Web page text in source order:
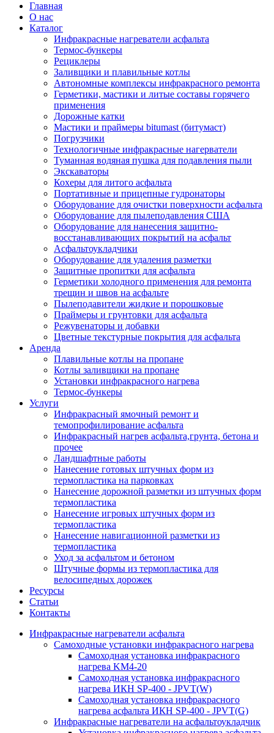
Главная
О нас
Каталог
Инфракрасные нагреватели асфальта
Термос-бункеры
Рециклеры
Заливщики и плавильные котлы
Автономные комплексы инфракрасного ремонта
Герметики, мастики и литые составы горячего
применения
Дорожные катки
Мастики и праймеры bitumast (битумаст)
Погрузчики
Технологичные инфракрасные нагерватели
Туманная водяная пушка для подавления пыли
Экскаваторы
Кохеры для литого асфальта
Портативные и прицепные гудронаторы
Оборудование для очистки поверхности асфальта
Оборудование для пылеподавления США
Оборудование для нанесения защитно-
восстанавливающих покрытий на асфальт
Асфальтоукладчики
Оборудование для удаления разметки
Защитные пропитки для асфальта
Герметики холодного применения для ремонта
трещин и швов на асфальте
Пылеподавители жидкие и порошковые
Праймеры и грунтовки для асфальта
Режувенаторы и добавки
Цветные текстурные покрытия для асфальта
Аренда
Плавильные котлы на пропане
Котлы заливщики на пропане
Установки инфракрасного нагрева
Термос-бункеры
Услуги
Инфракрасный ямочный ремонт и
темопрофилирование асфальта
Инфракрасный нагрев асфальта,грунта, бетона и
прочее
Ландшафтные работы
Нанесение готовых штучных форм из
термопластика на парковках
Нанесение дорожной разметки из штучных форм
термопластика
Нанесение игровых штучных форм из
термопластика
Нанесение навигационной разметки из
термопластика
Уход за асфальтом и бетоном
Штучные формы из термопластика для
велосипедных дорожек
Ресурсы
Статьи
Контакты
Инфракрасные нагреватели асфальта
Самоходные установки инфракрасного нагрева
Самоходная установка инфракрасного
нагрева KM4-20
Самоходная установка инфракрасного
нагрева ИКН SP-400 - JPVT(W)
Самоходная установка инфракрасного
нагрева асфальта ИКН SP-400 - JPVT(G)
Инфракрасные нагреватели на асфальтоукладчик